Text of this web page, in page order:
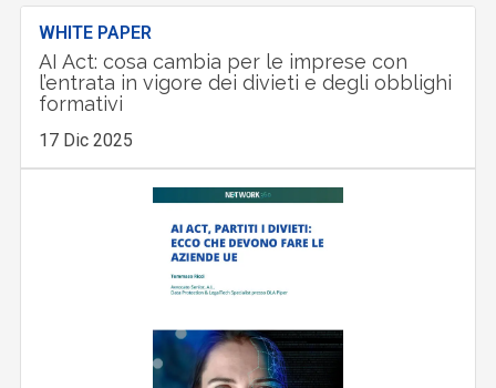
WHITE PAPER
AI Act: cosa cambia per le imprese con
l’entrata in vigore dei divieti e degli obblighi
formativi
17 Dic 2025